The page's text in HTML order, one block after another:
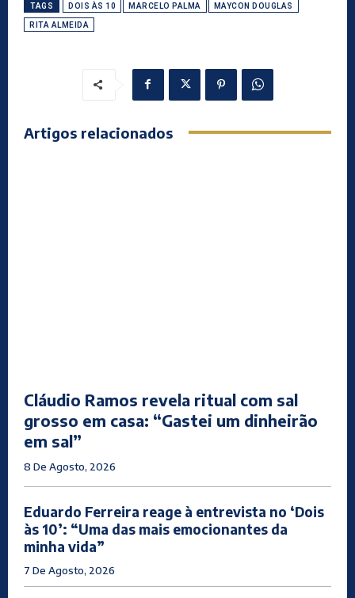
TAGS DOIS ÀS 10 MARCELO PALMA MAYCON DOUGLAS
RITA ALMEIDA
Artigos relacionados
Cláudio Ramos revela ritual com sal
grosso em casa: “Gastei um dinheirão
em sal”
8 De Agosto, 2026
Eduardo Ferreira reage à entrevista no ‘Dois
às 10’: “Uma das mais emocionantes da
minha vida”
7 De Agosto, 2026